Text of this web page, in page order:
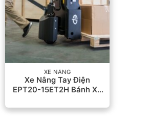
XE NÂNG
Xe Nâng Tay Điện
EPT20-15ET2H Bánh Xe